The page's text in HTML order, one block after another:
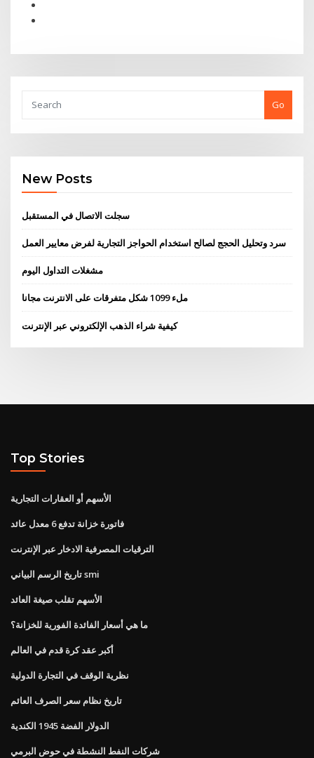
Go
New Posts
سجلت الاتصال في المستقبل
سرد وتحليل الحجج لصالح استخدام الحواجز التجارية لفرض معايير العمل
مشغلات التداول اليوم
ملء 1099 شكل متفرقات على الانترنت مجانا
كيفية شراء الذهب الإلكتروني عبر الإنترنت
Top Stories
الأسهم أو العقارات التجارية
فاتورة خزانة تدفع 6 معدل عائد
الترقيات المصرفية الادخار عبر الإنترنت
تاريخ الرسم البياني smi
الأسهم تقلب صيغة العائد
ما هي أسعار الفائدة الفورية للخزانة؟
أكبر عقد كرة قدم في العالم
نظرية الوقف في التجارة الدولية
تاريخ نظام سعر الصرف العائم
الدولار الفضة 1945 الكندية
شركات النفط النشطة في حوض البرمي